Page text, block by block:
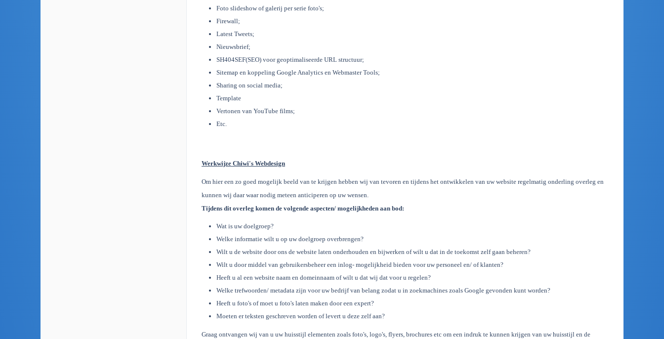
Foto slideshow of galerij per serie foto's;
Firewall;
Latest Tweets;
Nieuwsbrief;
SH404SEF(SEO) voor geoptimaliseerde URL structuur;
Sitemap en koppeling Google Analytics en Webmaster Tools;
Sharing on social media;
Template
Vertonen van YouTube films;
Etc.
Werkwijze Chiwi's Webdesign
Om hier een zo goed mogelijk beeld van te krijgen hebben wij van tevoren en tijdens het ontwikkelen van uw website regelmatig onderling overleg en
kunnen wij daar waar nodig meteen anticiperen op uw wensen.
Tijdens dit overleg komen de volgende aspecten/ mogelijkheden aan bod:
Wat is uw doelgroep?
Welke informatie wilt u op uw doelgroep overbrengen?
Wilt u de website door ons de website laten onderhouden en bijwerken of wilt u dat in de toekomst zelf gaan beheren?
Wilt u door middel van gebruikersbeheer een inlog- mogelijkheid bieden voor uw personeel en/ of klanten?
Heeft u al een website naam en domeinnaam of wilt u dat wij dat voor u regelen?
Welke trefwoorden/ metadata zijn voor uw bedrijf van belang zodat u in zoekmachines zoals Google gevonden kunt worden?
Heeft u foto's of moet u foto's laten maken door een expert?
Moeten er teksten geschreven worden of levert u deze zelf aan?
Graag ontvangen wij van u uw huisstijl elementen zoals foto's, logo's, flyers, brochures etc om een indruk te kunnen krijgen van uw huisstijl en de